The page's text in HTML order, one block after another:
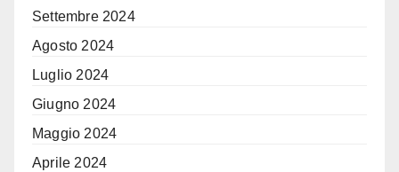
Settembre 2024
Agosto 2024
Luglio 2024
Giugno 2024
Maggio 2024
Aprile 2024